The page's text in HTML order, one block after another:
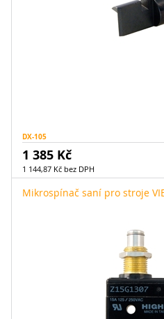
DX-105
1 385 Kč
1 144,87 Kč bez DPH
Mikrospínač saní pro stroje